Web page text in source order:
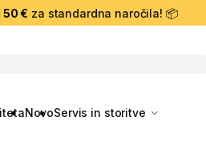
50 € za standardna naročila! 📦
NovoServis in storitve